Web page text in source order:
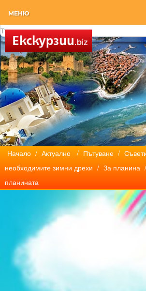
МЕНЮ
Начало / Актуално / Пътуване /
необходимите зимни дрехи / За планина
планината